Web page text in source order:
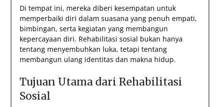
Di tempat ini, mereka diberi kesempatan untuk
memperbaiki diri dalam suasana yang penuh empati,
bimbingan, serta kegiatan yang membangun
kepercayaan diri. Rehabilitasi sosial bukan hanya
tentang menyembuhkan luka, tetapi tentang
membangun ulang identitas dan makna hidup.
Tujuan Utama dari Rehabilitasi
Sosial